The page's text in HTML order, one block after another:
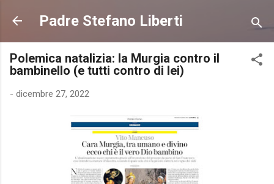
Passa ai contenuti principali
Padre Stefano Liberti
Polemica natalizia: la Murgia contro il
bambinello (e tutti contro di lei)
- dicembre 27, 2022